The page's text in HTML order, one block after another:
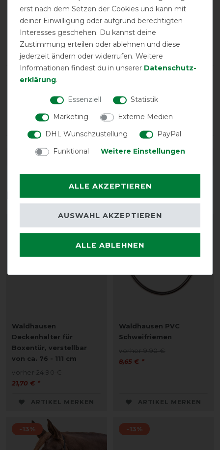
Positive
100%
Neutral
0%
Negative
0%
schnelle Lieferung.
DETAILS ZUR PRODUKTSICHERHEIT
Das perfekte Zubehör für dich
-13%
Waldhausen
Deckenhalter für
Boxentür, verstellbar
von ca. 76 - 111 cm
vorher 24,90 €
21,70 € *
ARTIKEL MERKEN
-13%
Waldhausen PVC
Schweifriemen
vorher 9,90 €
8,65 € *
ARTIKEL MERKEN
-13% -13%
erst nach dem Setzen der Cookies und kann mit
deiner Einwilligung oder aufgrund berechtigten
Interesses geschehen. Du kannst deine
Zustimmung erteilen oder ablehnen und diese
jederzeit ändern oder widerrufen. Weitere
Informationen findest du in unserer Daten­schutz­
erklärung.
Essenziell
Statistik
Marketing
Externe Medien
DHL Wunschzustellung
PayPal
Funktional
Weitere Einstellungen
ALLE AKZEPTIEREN
ALLE ABLEHNEN
AUSWAHL AKZEPTIEREN